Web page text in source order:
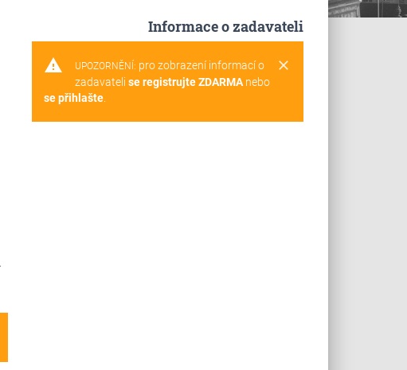
Informace o zadavateli
warning clear
UPOZORNĚNÍ: pro zobrazení informací o
zadavateli se registrujte ZDARMAnebo
se přihlašte.